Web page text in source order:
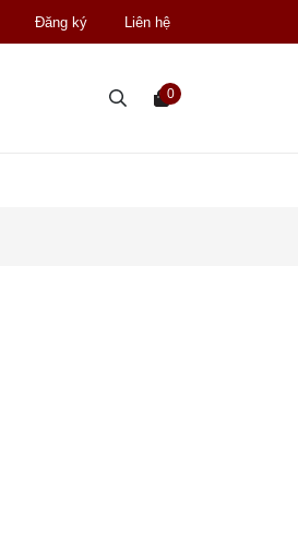
Đăng ký Liên hệ
0